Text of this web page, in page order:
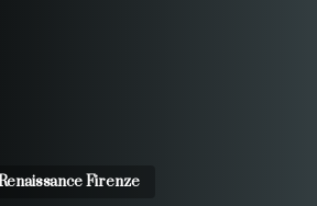
Firenze